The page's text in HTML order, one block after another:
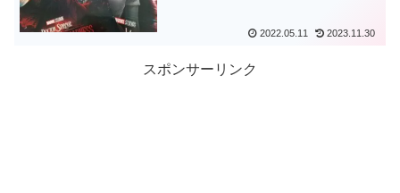
2022.05.11 2023.11.30
スポンサーリンク